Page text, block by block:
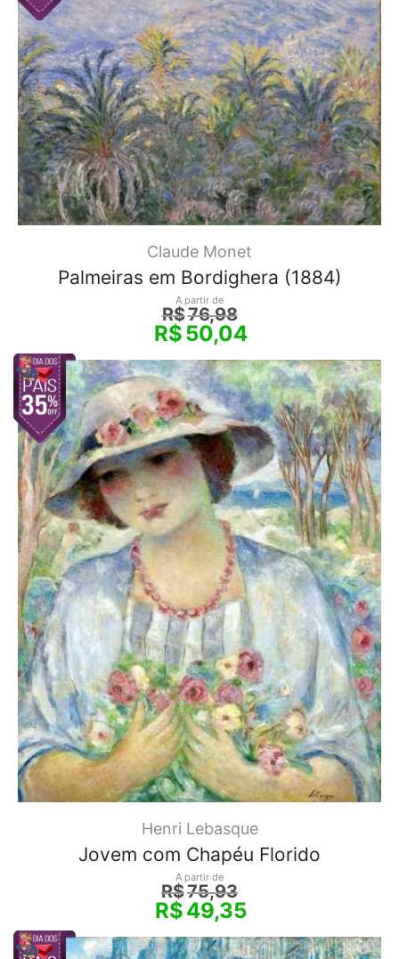
Claude Monet
Palmeiras em Bordighera (1884)
A partir de
R$76,98
R$50,04
Henri Lebasque
Jovem com Chapéu Florido
A partir de
R$75,93
R$49,35